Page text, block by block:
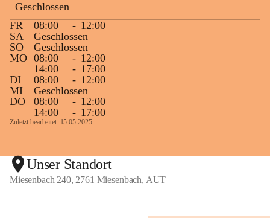
Geschlossen
FR
08:00 - 12:00
SA
Geschlossen
SO
Geschlossen
MO 08:00 - 12:00
14:00
- 17:00
DI
08:00 - 12:00
MI
Geschlossen
DO
08:00 - 12:00
14:00
- 17:00
Zuletzt bearbeitet: 15.05.2025
Unser Standort
Miesenbach 240, 2761 Miesenbach, AUT